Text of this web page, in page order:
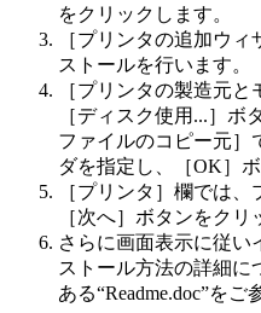
をクリックします。
［プリンタの追加ウ
ストールを行います。
［プリンタの製造元
［ディスク使用...］
ファイルのコピー元］
ダを指定し、［OK］
［プリンタ］欄では、
［次へ］ボタンをクリ
さらに画面表示に従い
ストール方法の詳細に
ある“Readme.doc”をご